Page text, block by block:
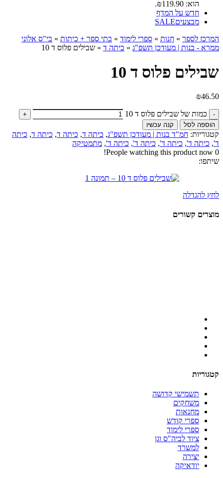
הוא: ₪119.90.
חדש על המדף
מבצעיםSALE
המרכז לספר » חנות » ספרי לימוד » בתי ספר + כיתות » בי"ס אלוני
ממרא - בנות | מעודכן תשפ"ג » כיתה ד » שבילים פלוס ד 10
שבילים פלוס ד 10
₪46.50
כמות של שבילים פלוס ד 10
הוספה לסל קנה עכשיו
קטגוריות: חמ"ד בנות | מעודכן תשפ"ג, כיתה ד, כיתה ד, כיתה ד, כיתה
ד', כיתה ד', כיתה ד', כיתה ד', כיתה ד', מתמטיקה
0
People watching this product now!
שיתפו:
לחץ להגדלה
מוצרים קשורים
קטגוריות
תשמישי קדושה
משחקים
מחנאות
ספרי קודש
ספרי לימוד
ציוד לביה"ס וגן
למשרד
יצירה
יודאיקה